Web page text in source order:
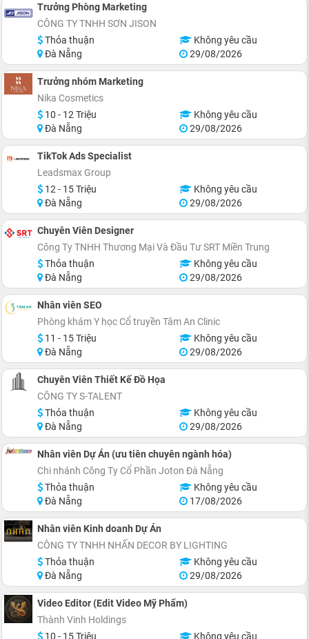
Trưởng Phòng Marketing
CÔNG TY TNHH SƠN JISON
Thỏa thuận
Không yêu cầu
Đà Nẵng
29/08/2026
Trưởng nhóm Marketing
Nika Cosmetics
10 - 12 Triệu
Không yêu cầu
Đà Nẵng
29/08/2026
TikTok Ads Specialist
Leadsmax Group
12 - 15 Triệu
Không yêu cầu
Đà Nẵng
29/08/2026
Chuyên Viên Designer
Công Ty TNHH Thương Mại Và Đầu Tư SRT Miền Trung
Thỏa thuận
Không yêu cầu
Đà Nẵng
29/08/2026
Nhân viên SEO
Phòng khám Y học Cổ truyền Tâm An Clinic
11 - 15 Triệu
Không yêu cầu
Đà Nẵng
29/08/2026
Chuyên Viên Thiết Kế Đồ Họa
CÔNG TY S-TALENT
Thỏa thuận
Không yêu cầu
Đà Nẵng
29/08/2026
Nhân viên Dự Án (ưu tiên chuyên ngành hóa)
Chi nhánh Công Ty Cổ Phần Joton Đà Nẵng
Thỏa thuận
Không yêu cầu
Đà Nẵng
17/08/2026
Nhân viên Kinh doanh Dự Án
CÔNG TY TNHH NHẤN DECOR BY LIGHTING
Thỏa thuận
Không yêu cầu
Đà Nẵng
29/08/2026
Video Editor (Edit Video Mỹ Phẩm)
Thành Vinh Holdings
10 - 15 Triệu
Không yêu cầu